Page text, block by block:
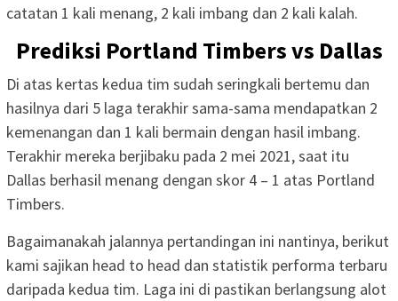
catatan 1 kali menang, 2 kali imbang dan 2 kali kalah.
Prediksi Portland Timbers vs Dallas
Di atas kertas kedua tim sudah seringkali bertemu dan
hasilnya dari 5 laga terakhir sama-sama mendapatkan 2
kemenangan dan 1 kali bermain dengan hasil imbang.
Terakhir mereka berjibaku pada 2 mei 2021, saat itu
Dallas berhasil menang dengan skor 4 – 1 atas Portland
Timbers.
Bagaimanakah jalannya pertandingan ini nantinya, berikut
kami sajikan head to head dan statistik performa terbaru
daripada kedua tim. Laga ini di pastikan berlangsung alot